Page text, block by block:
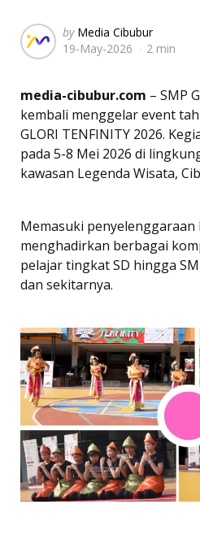
Posted
by
by Media Cibubur
19-May-2026
2 min
media-cibubur.com – SMP
kembali menggelar event
GLORI TENFINITY 2026.
pada 5-8 Mei 2026 di
kawasan Legenda Wisata,
Memasuki penyelenggaraan
menghadirkan berbagai
pelajar tingkat SD hingga
dan sekitarnya.